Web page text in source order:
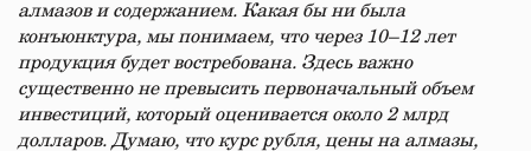
алмазов и содержанием. Какая бы ни была
конъюнктура, мы понимаем, что через 10–12 лет
продукция будет востребована. Здесь важно
существенно не превысить первоначальный объем
инвестиций, который оценивается около 2 млрд
долларов. Думаю, что курс рубля, цены на алмазы,